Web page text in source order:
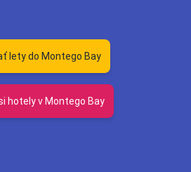
lety do Montego Bay
hotely v Montego Bay